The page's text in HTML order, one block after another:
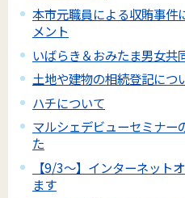
本市元職員による収賄事件
メント
いばらき＆おみたま男女共
土地や建物の相続登記につ
ハチについて
マルシェデビューセミナー
た
【9/3～】インターネット
ます